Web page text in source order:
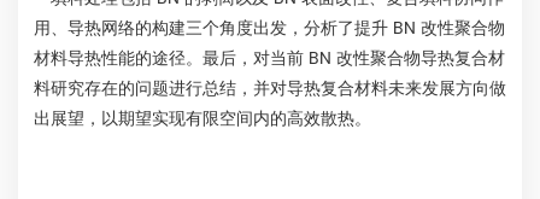
用、导热网络的构建三个角度出发，分析了提升 BN 改性聚合物
材料导热性能的途径。最后，对当前 BN 改性聚合物导热复合材
料研究存在的问题进行总结，并对导热复合材料未来发展方向做
出展望，以期望实现有限空间内的高效散热。